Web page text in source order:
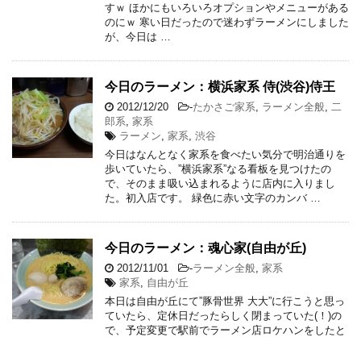
すｗ ほかにもいろいろオプションやメニューがある
のにｗ 寒い日だったので迷わずラーメンにしました
が、今日は …
今日のラーメン：横浜家系 侍(渋谷)侍王
2012/12/20 -たかさご家系 ラーメン全般
二
郎系 家系
ラーメン 家系 渋谷
今日はなんとなく家系を食べたい気分で明治通りを
歩いていたら、”横浜家系”なる看板を見つけたの
で、そのまま吸い込まれるように店内に入りまし
た。初入店です。 緑色に赤い文字のカンバ …
今日のラーメン：魂心家(自由が丘)
2012/11/01 -ラーメン全般 家系
家系
自由が丘
本日は自由が丘にて”豚骨世界 大大”に行こうと思っ
ていたら、定休日だったらしく閉まっていた(！)の
で、予定変更で駅前でラーメン店ロケハンをしたと